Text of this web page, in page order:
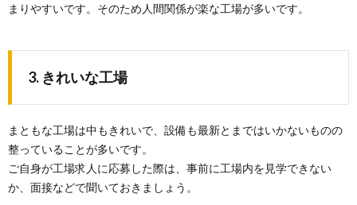
まりやすいです。そのため人間関係が楽な工場が多いです。
3. きれいな工場
まともな工場は中もきれいで、設備も最新とまではいかないものの
整っていることが多いです。
ご自身が工場求人に応募した際は、事前に工場内を見学できない
か、面接などで聞いておきましょう。